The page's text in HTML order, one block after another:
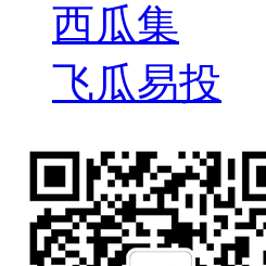
西瓜集
飞瓜易投